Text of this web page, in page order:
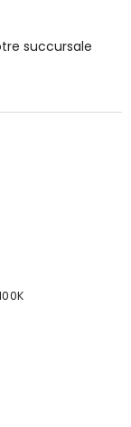
succursale